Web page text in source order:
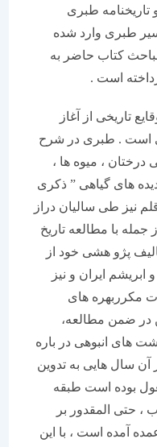
طبری
وارد شده
حاضر به
است .
از آغاز
است . طبری در شرح
، میوه ها ،
گیاهی ” ذکری
طی سالیان دراز
مطالعه تاریخ
هشی خود از
ایران و نیز
های
مطالعه،
انبوهی در باره
هایی به تدوین
است طبقه
المقدور بر
است ، با این